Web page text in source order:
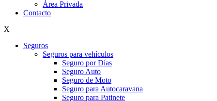
Área Privada
Contacto
X
Seguros
Seguros para vehículos
Seguro por Días
Seguro Auto
Seguro de Moto
Seguro para Autocaravana
Seguro para Patinete